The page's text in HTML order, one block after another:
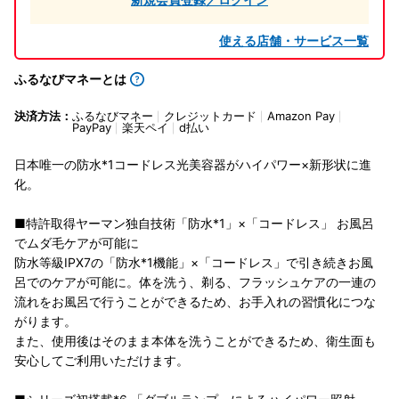
使える店舗・サービス一覧
ふるなびマネーとは
決済方法： ふるなびマネー クレジットカード
Amazon Pay
PayPay
楽天ペイ d払い
日本唯一の防水*1コードレス光美容器がハイパワー×新形状に進
化。
■特許取得ヤーマン独自技術「防水*1」×「コードレス」 お風呂
でムダ毛ケアが可能に
防水等級IPX7の「防水*1機能」×「コードレス」で引き続きお風
呂でのケアが可能に。体を洗う、剃る、フラッシュケアの一連の
流れをお風呂で行うことができるため、お手入れの習慣化につな
がります。
また、使用後はそのまま本体を洗うことができるため、衛生面も
安心してご利用いただけます。